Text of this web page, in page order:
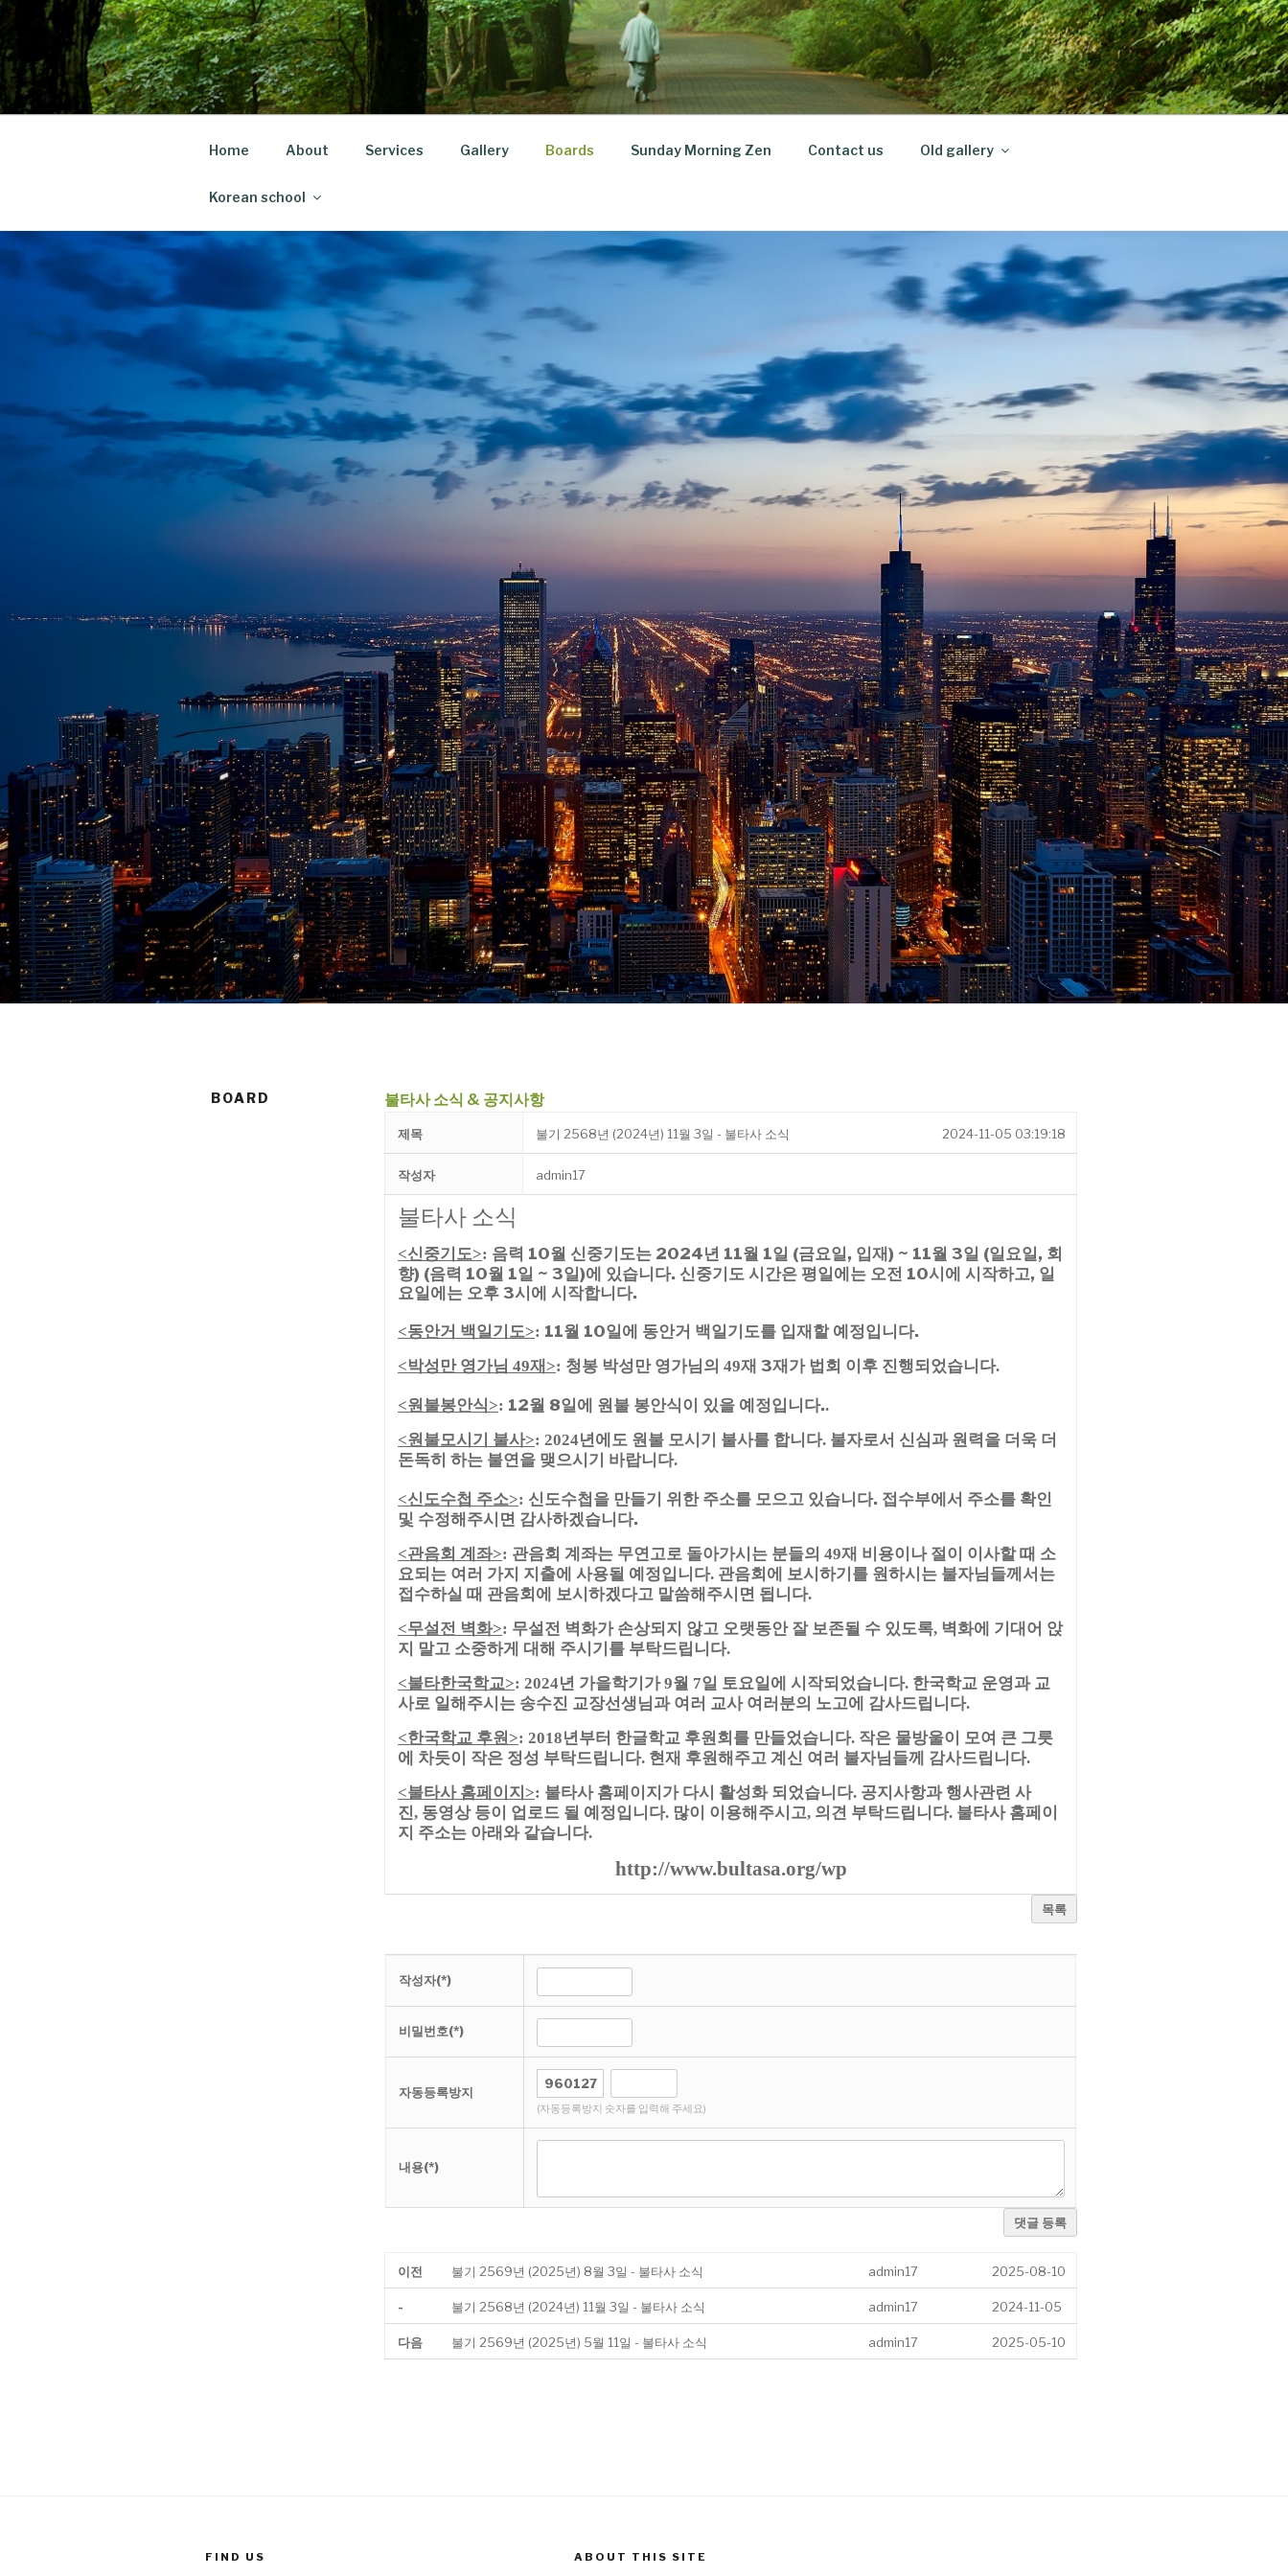
Skip
content
Home About Services Gallery Boards Sunday Morning Zen Contact us Old gallery
Korean school
BOARD 불타사 소식 & 공지사항
제목 불기 2568년 (2024년) 11월 3일 - 불타사 소식 2024-11-05 03:19:18
작성자 admin17
불타사 소식
<신중기도>: 음력 10월 신중기도는 2024년 11월 1일 (금요일, 입재) ~ 11월 3일 (일요일, 회
향) (음력 10월 1일 ~ 3일)에 있습니다. 신중기도 시간은 평일에는 오전 10시에 시작하고, 일
요일에는 오후 3시에 시작합니다.
<동안거 백일기도>: 11월 10일에 동안거 백일기도를 입재할 예정입니다.
<박성만 영가님 49재>: 청봉 박성만 영가님의 49재 3재가 법회 이후 진행되었습니다.
<원불봉안식>: 12월 8일에 원불 봉안식이 있을 예정입니다..
<원불모시기 불사>: 2024년에도 원불 모시기 불사를 합니다. 불자로서 신심과 원력을 더욱 더
돈독히 하는 불연을 맺으시기 바랍니다.
<신도수첩 주소>: 신도수첩을 만들기 위한 주소를 모으고 있습니다. 접수부에서 주소를 확인
및 수정해주시면 감사하겠습니다.
<관음회 계좌>: 관음회 계좌는 무연고로 돌아가시는 분들의 49재 비용이나 절이 이사할 때 소
요되는 여러 가지 지출에 사용될 예정입니다. 관음회에 보시하기를 원하시는 불자님들께서는
접수하실 때 관음회에 보시하겠다고 말씀해주시면 됩니다.
<무설전 벽화>: 무설전 벽화가 손상되지 않고 오랫동안 잘 보존될 수 있도록, 벽화에 기대어 앉
지 말고 소중하게 대해 주시기를 부탁드립니다.
<불타한국학교>: 2024년 가을학기가9월 7일 토요일에 시작되었습니다. 한국학교 운영과 교
사로 일해주시는 송수진 교장선생님과 여러 교사 여러분의 노고에 감사드립니다.
<한국학교 후원>: 2018년부터 한글학교 후원회를 만들었습니다. 작은 물방울이 모여 큰 그릇
에 차듯이 작은 정성 부탁드립니다. 현재 후원해주고 계신 여러 불자님들께 감사드립니다.
<불타사 홈페이지>: 불타사 홈페이지가 다시 활성화 되었습니다. 공지사항과 행사관련 사
진, 동영상 등이 업로드 될 예정입니다. 많이 이용해주시고, 의견 부탁드립니다. 불타사 홈페이
지 주소는 아래와 같습니다.
http://www.bultasa.org/wp
목록
작성자(*)
비밀번호(*)
자동등록방지
(자동등록방지 숫자를 입력해 주세요)
내용(*)
댓글 등록
이전 불기 2569년 (2025년) 8월 3일 - 불타사 소식 admin17 2025-08-10
- 불기 2568년 (2024년) 11월 3일 - 불타사 소식 admin17 2024-11-05
다음 불기 2569년 (2025년) 5월 11일 - 불타사 소식 admin17 2025-05-10
FIND US ABOUT THIS SITE